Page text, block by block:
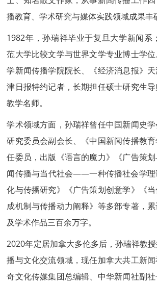
播教育、学术研究与媒体实践领域成果丰
1982年，孙瑞祥毕业于复旦大学新闻系
范大学比较文学与世界文学专业博士学
学新闻传播学院院长、《经济消息报》
津日报特约记者，长期担任硕士研究生
教学名师。
学术领域方面，孙瑞祥曾任中国新闻史
研究委员会副会长、《中国新闻传播教
任委员，出版《语言的魔力》《广告策
闻传播与当代社会——一种传播社会学理
化与传播研究》《广告策划创意学》《
成机制与传播动力阐释》等多部专著，
及学术作品三百余万字。
2020年定居加拿大多伦多后，孙瑞祥教
播与文化交流领域，现任加拿大共工新闻
奇文化传媒集团总编辑、中华新闻社副